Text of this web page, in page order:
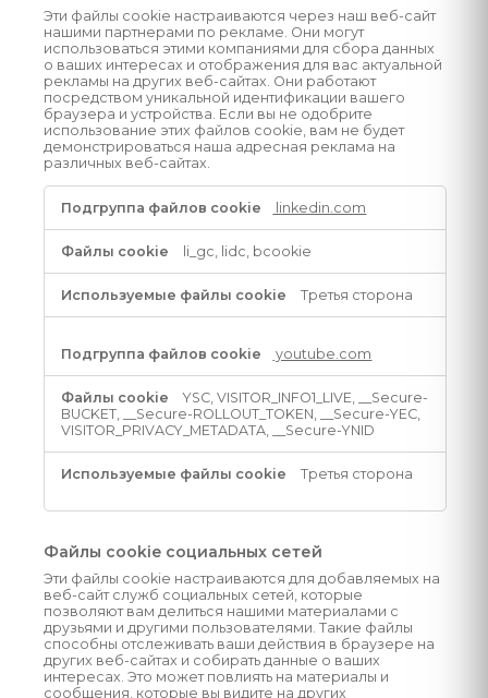
Эти файлы cookie настраиваются через наш веб-сайт
нашими партнерами по рекламе. Они могут
использоваться этими компаниями для сбора данных
о ваших интересах и отображения для вас актуальной
рекламы на других веб-сайтах. Они работают
посредством уникальной идентификации вашего
браузера и устройства. Если вы не одобрите
использование этих файлов cookie, вам не будет
демонстрироваться наша адресная реклама на
различных веб-сайтах.
Целевые
файлы
cookie
linkedin.com
li_gc, lidc, bcookie
Третья сторона
youtube.com
YSC, VISITOR_INFO1_LIVE, __Secure-
BUCKET, __Secure-ROLLOUT_TOKEN, __Secure-YEC,
VISITOR_PRIVACY_METADATA, __Secure-YNID
Третья сторона
Файлы cookie социальных сетей
Эти файлы cookie настраиваются для добавляемых на
веб-сайт служб социальных сетей, которые
позволяют вам делиться нашими материалами с
друзьями и другими пользователями. Такие файлы
способны отслеживать ваши действия в браузере на
других веб-сайтах и собирать данные о ваших
интересах. Это может повлиять на материалы и
сообщения, которые вы видите на других